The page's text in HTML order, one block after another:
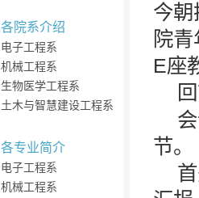
各院系介绍
电子工程系
机械工程系
生物医学工程系
土木与智慧建设工程系
各专业简介
电子工程系
机械工程系
今朝
院
E座
节。